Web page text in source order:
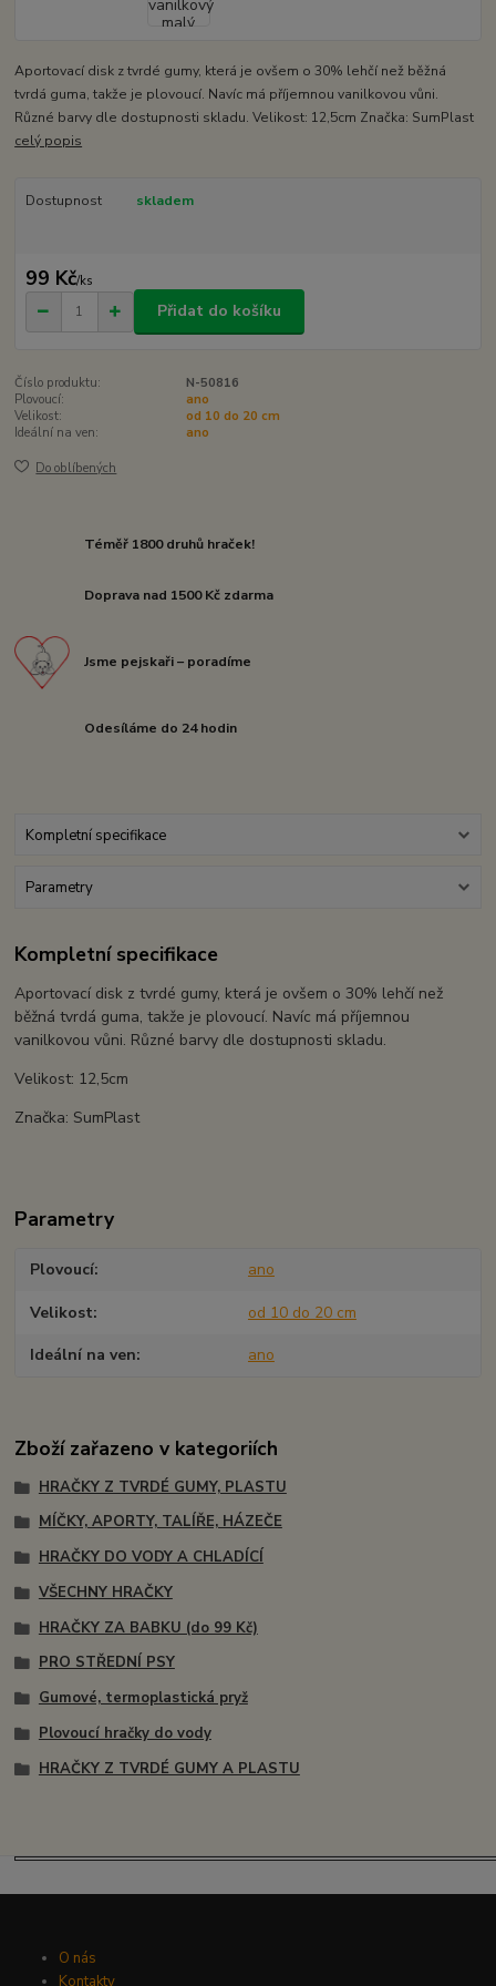
Aportovací disk z tvrdé gumy, která je ovšem o 30% lehčí než běžná
tvrdá guma, takže je plovoucí. Navíc má příjemnou vanilkovou vůni.
Různé barvy dle dostupnosti skladu. Velikost: 12,5cm Značka: SumPlast
celý popis
Dostupnost skladem
99 Kč/ks
Přidat do košíku
Číslo produktu:
N-50816
Plovoucí:
ano
Velikost:
od 10 do 20 cm
Ideální na ven:
ano
Do oblíbených
Téměř 1800 druhů hraček!
Doprava nad 1500 Kč zdarma
Jsme pejskaři – poradíme
Odesíláme do 24 hodin
Kompletní specifikace
Parametry
Kompletní specifikace
Aportovací disk z tvrdé gumy, která je ovšem o 30% lehčí než
běžná tvrdá guma, takže je plovoucí. Navíc má příjemnou
vanilkovou vůni. Různé barvy dle dostupnosti skladu.
Velikost: 12,5cm
Značka: SumPlast
Parametry
Plovoucí ano
Velikost od 10 do 20 cm
Ideální na ven ano
Zboží zařazeno v kategoriích
HRAČKY Z TVRDÉ GUMY, PLASTU
MÍČKY, APORTY, TALÍŘE, HÁZEČE
HRAČKY DO VODY A CHLADÍCÍ
VŠECHNY HRAČKY
HRAČKY ZA BABKU (do 99 Kč)
PRO STŘEDNÍ PSY
Gumové, termoplastická pryž
Plovoucí hračky do vody
HRAČKY Z TVRDÉ GUMY A PLASTU
O nás
Kontakty